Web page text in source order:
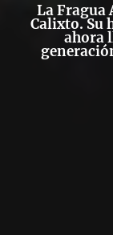
La Fragua
Calixto. Su
ahora